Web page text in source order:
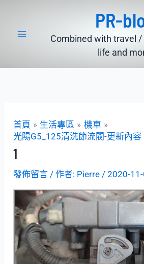
PR-
Combined with travel
life and
首頁 生活專區
機車
光陽G5_125清洗節流閥-更新內容
1
發佈留言 / 作者: Pierre /2020-